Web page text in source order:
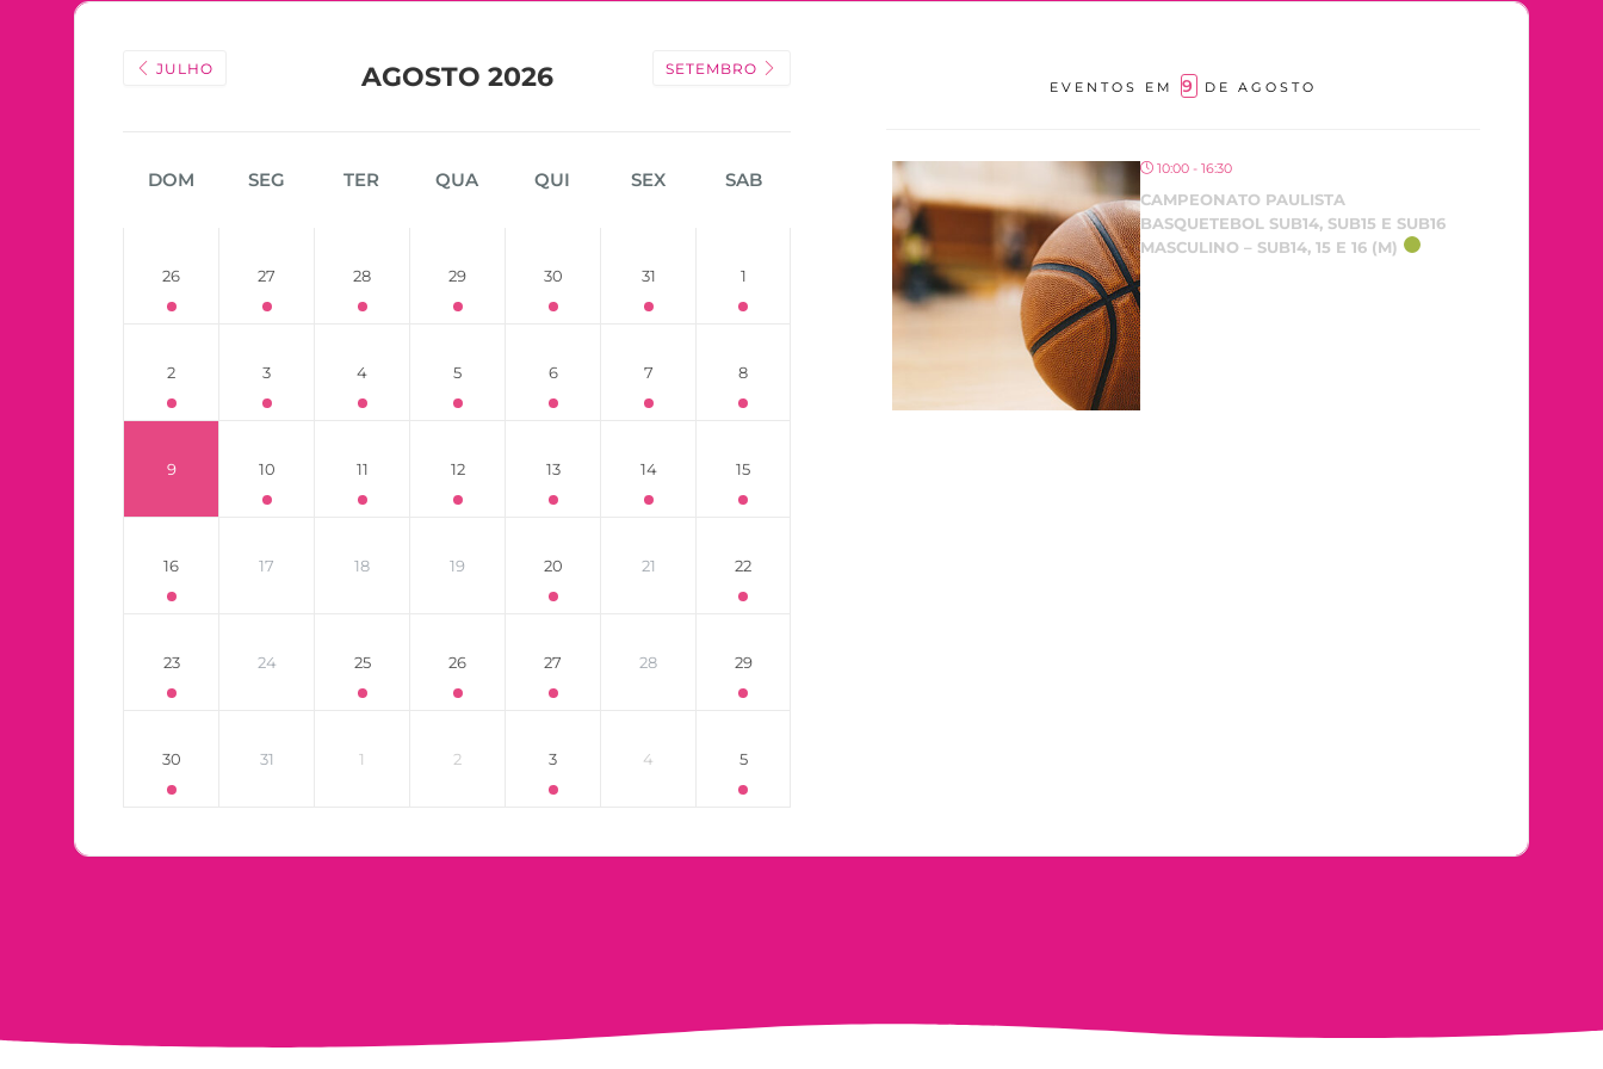
JULHO AGOSTO 2026 SETEMBRO
DOM SEG TER QUA QUI SEX SAB
26 27 28 29 30 31 1
2 3 4 5 6 7 8
9 10 11 12 13 14 15
16 17 18 19 20 21 22
23 24 25 26 27 28 29
30 31 1 2 3 4 5
EVENTOS EM 9 DE AGOSTO
10:00 - 16:30
CAMPEONATO PAULISTA
BASQUETEBOL SUB14, SUB15 E SUB16
MASCULINO – SUB14, 15 E 16 (M)